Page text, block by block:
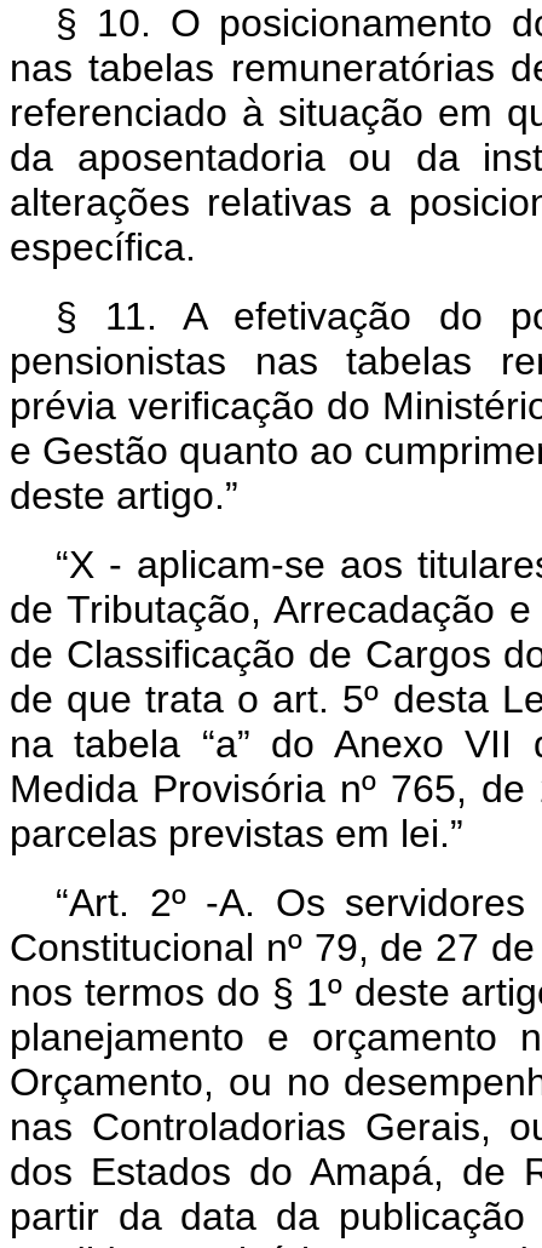
§ 10. O posicionamento
nas tabelas remuneratórias
referenciado à situação em
da aposentadoria ou da
alterações relativas a
específica.
§ 11. A efetivação do
pensionistas nas tabelas
prévia verificação do
e Gestão quanto ao
deste artigo.”
“X - aplicam-se aos
de Tributação, Arrecadação
de Classificação de Cargos
de que trata o art. 5º desta
na tabela “a” do Anexo
Medida Provisória nº 765,
parcelas previstas em lei.”
“Art. 2º -A. Os
Constitucional nº 79, de 27
nos termos do § 1º deste
planejamento e orçamento
Orçamento, ou no
nas Controladorias Gerais,
dos Estados do Amapá, de
partir da data da